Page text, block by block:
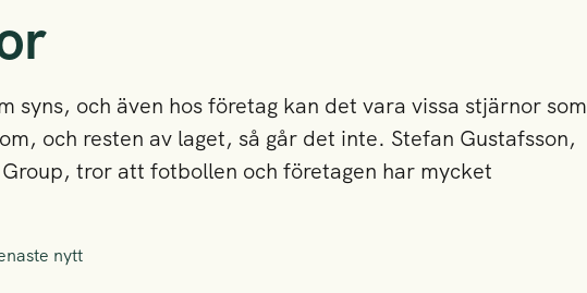
och även hos företag kan det vara vissa stjärnor som
och resten av laget, så går det inte. Stefan Gustafsson,
tror att fotbollen och företagen har mycket
nytt